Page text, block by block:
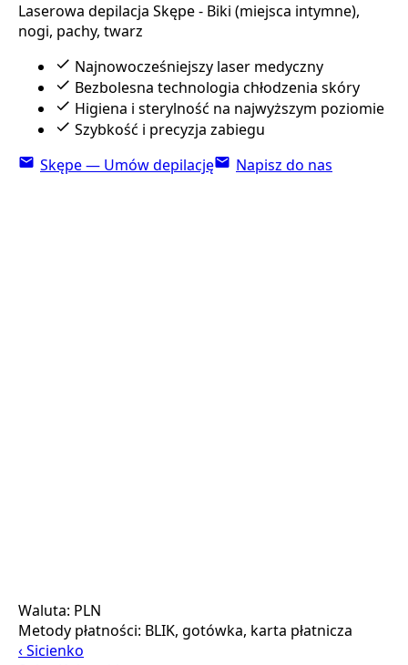
Laserowa depilacja Skępe - Biki (miejsca intymne),
nogi, pachy, twarz
Najnowocześniejszy laser medyczny
Bezbolesna technologia chłodzenia skóry
Higiena i sterylność na najwyższym poziomie
Szybkość i precyzja zabiegu
Skępe — Umów depilację
Napisz do nas
Waluta: PLN
Metody płatności: BLIK, gotówka, karta płatnicza
‹ Sicienko